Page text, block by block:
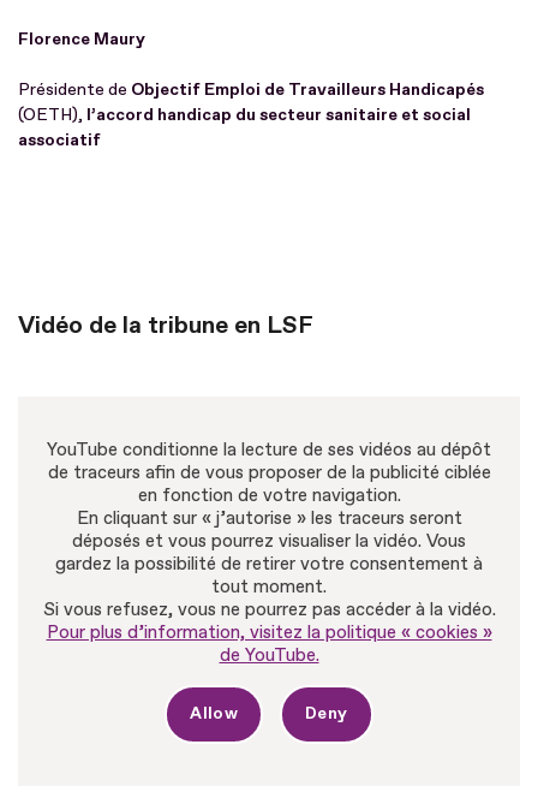
Florence Maury
Présidente de Objectif Emploi de Travailleurs Handicapés
(OETH), l’accord handicap du secteur sanitaire et social
associatif
Vidéo de la tribune en LSF
YouTube conditionne la lecture de ses vidéos au dépôt
de traceurs afin de vous proposer de la publicité ciblée
en fonction de votre navigation.
En cliquant sur « j’autorise » les traceurs seront
déposés et vous pourrez visualiser la vidéo. Vous
gardez la possibilité de retirer votre consentement à
tout moment.
Si vous refusez, vous ne pourrez pas accéder à la vidéo.
Pour plus d’information, visitez la politique « cookies »
de YouTube.
Allow Deny